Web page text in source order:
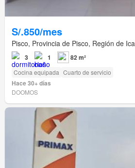
S/.850/mes
Pisco, Provincia de Pisco, Región de Ica
3 1 82 m²
Cocina equipada Cuarto de servicio
Hace 30+ días
DOOMOS